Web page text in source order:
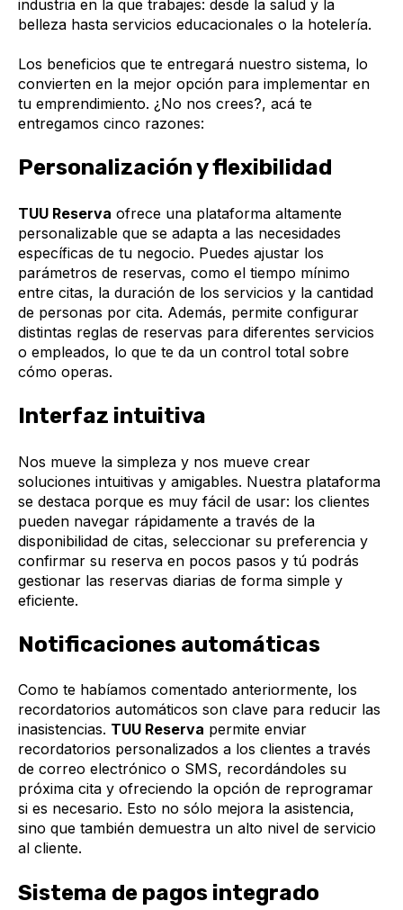
industria en la que trabajes: desde la salud y la
belleza hasta servicios educacionales o la hotelería.
Los beneficios que te entregará nuestro sistema, lo
convierten en la mejor opción para implementar en
tu emprendimiento. ¿No nos crees?, acá te
entregamos cinco razones:
Personalización y flexibilidad
TUU Reserva ofrece una plataforma altamente
personalizable que se adapta a las necesidades
específicas de tu negocio. Puedes ajustar los
parámetros de reservas, como el tiempo mínimo
entre citas, la duración de los servicios y la cantidad
de personas por cita. Además, permite configurar
distintas reglas de reservas para diferentes servicios
o empleados, lo que te da un control total sobre
cómo operas.
Interfaz intuitiva
Nos mueve la simpleza y nos mueve crear
soluciones intuitivas y amigables. Nuestra plataforma
se destaca porque es muy fácil de usar: los clientes
pueden navegar rápidamente a través de la
disponibilidad de citas, seleccionar su preferencia y
confirmar su reserva en pocos pasos y tú podrás
gestionar las reservas diarias de forma simple y
eficiente.
Notificaciones automáticas
Como te habíamos comentado anteriormente, los
recordatorios automáticos son clave para reducir las
inasistencias. TUU Reserva permite enviar
recordatorios personalizados a los clientes a través
de correo electrónico o SMS, recordándoles su
próxima cita y ofreciendo la opción de reprogramar
si es necesario. Esto no sólo mejora la asistencia,
sino que también demuestra un alto nivel de servicio
al cliente.
Sistema de pagos integrado